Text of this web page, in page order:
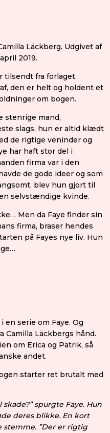
Läckberg. Udgivet af
2019.
tilsendt fra forlaget.
den er helt og holdent et
om bogen.
stenrige mand,
slags, hun er altid klædt
de rigtige veninder og
har haft stor del i
firma var i den
de gode ideer og som
blev hun gjort til
selvstændige kvinde.
Men da Faye finder sin
firma, braser hendes
på Fayes nye liv. Hun
en serie om Faye. Og
Camilla Läckbergs hånd.
om Erica og Patrik, så
andet.
starter ret brutalt med
spurgte Faye. Hun
deres blikke. En kort
”Der er rigtig